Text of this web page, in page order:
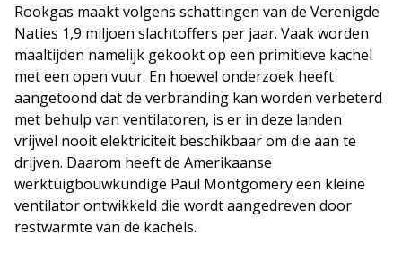
Rookgas maakt volgens schattingen van de Verenigde
Naties 1,9 miljoen slachtoffers per jaar. Vaak worden
maaltijden namelijk gekookt op een primitieve kachel
met een open vuur. En hoewel onderzoek heeft
aangetoond dat de verbranding kan worden verbeterd
met behulp van ventilatoren, is er in deze landen
vrijwel nooit elektriciteit beschikbaar om die aan te
drijven. Daarom heeft de Amerikaanse
werktuigbouwkundige Paul Montgomery een kleine
ventilator ontwikkeld die wordt aangedreven door
restwarmte van de kachels.